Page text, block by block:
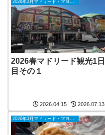
2026春マドリード観光1日
目その１
2026.04.15 2026.07.13